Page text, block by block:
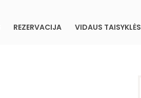
REZERVACIJA VIDAUS TAISYKLĖS